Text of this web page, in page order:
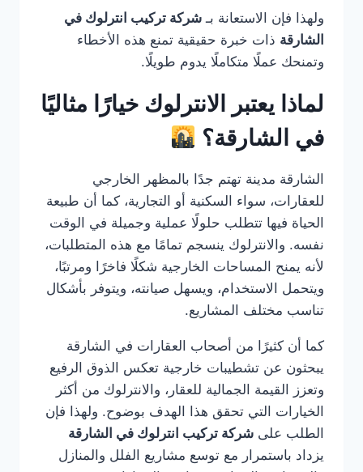
ولهذا فإن الاستعانة بـ شركة تركيب انترلوك في
الشارقة ذات خبرة حقيقية تمنع هذه الأخطاء
وتمنحك عملًا متكاملًا يدوم طويلًا.
لماذا يعتبر الانترلوك خيارًا مثاليًا
في الشارقة؟
الشارقة مدينة تهتم جدًا بالمظهر الخارجي
للعقارات، سواء السكنية أو التجارية، كما أن طبيعة
الحياة فيها تتطلب حلولًا عملية وجميلة في الوقت
نفسه. والانترلوك ينسجم تمامًا مع هذه المتطلبات،
لأنه يمنح المساحات الخارجية شكلًا فاخرًا ومرتبًا،
ويتحمل الاستخدام، ويسهل صيانته، ويتوفر بأشكال
تناسب مختلف المشاريع.
كما أن كثيرًا من أصحاب العقارات في الشارقة
يبحثون عن تشطيبات خارجية تعكس الذوق الرفيع
وتعزز القيمة الجمالية للعقار، والانترلوك من أكثر
الخيارات التي تحقق هذا الهدف بوضوح. ولهذا فإن
الطلب على شركة تركيب انترلوك في الشارقة
يزداد باستمرار مع توسع مشاريع الفلل والمنازل